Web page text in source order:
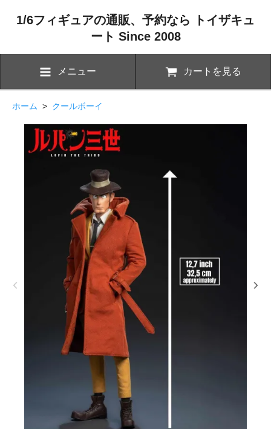
1/6フィギュアの通販、予約なら トイザキュ
ート Since 2008
メニュー カートを見る
ホーム > クールボーイ